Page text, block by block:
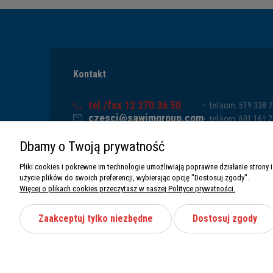
Kontakt
tel./fax 12 270 36 50
czesci@sawimgroup.com
32-080 Zabierzów
NIP: 5130284470
REGON: 5246591010
tel.kom. 519 338
tel.kom. 601 161
Dbamy o Twoją prywatność
Pliki cookies i pokrewne im technologie umożliwiają poprawne działanie
użycie plików do swoich preferencji, wybierając opcję "Dostosuj zgody".
Więcej o plikach cookies przeczytasz w naszej Polityce prywatności.
Zaakceptuj tylko niezbędne Dostosuj zgody